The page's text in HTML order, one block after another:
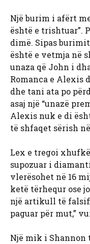
Një burim i afërt
është e trishtuar”.
dimë. Sipas
është e vetmja në
unaza që John i
Romanca e Alexis
dhe tani ata po
asaj një “unazë
Alexis nuk e di
të shfaqet sërish
Lex e tregoi
supozuar i
vlerësohet në 16
ketë tërhequr ose
një artikull të
paguar për mut,”
Një mik i Shannon